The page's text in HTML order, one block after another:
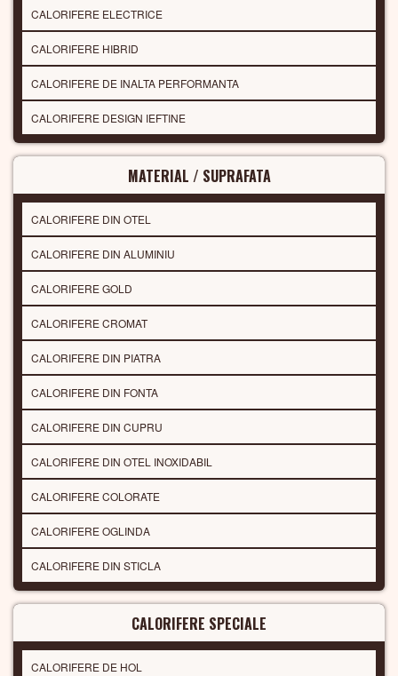
CALORIFERE ELECTRICE
CALORIFERE HIBRID
CALORIFERE DE INALTA PERFORMANTA
CALORIFERE DESIGN IEFTINE
MATERIAL / SUPRAFATA
CALORIFERE DIN OTEL
CALORIFERE DIN ALUMINIU
CALORIFERE GOLD
CALORIFERE CROMAT
CALORIFERE DIN PIATRA
CALORIFERE DIN FONTA
CALORIFERE DIN CUPRU
CALORIFERE DIN OTEL INOXIDABIL
CALORIFERE COLORATE
CALORIFERE OGLINDA
CALORIFERE DIN STICLA
CALORIFERE SPECIALE
CALORIFERE DE HOL